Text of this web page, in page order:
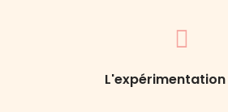
L'expérimentation